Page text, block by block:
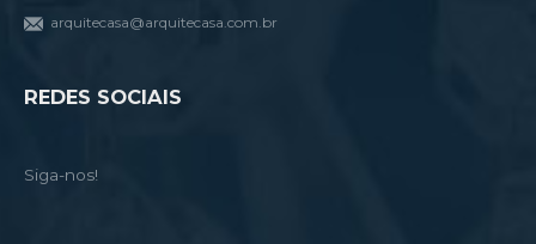
arquitecasa@arquitecasa.com.br
REDES SOCIAIS
Siga-nos!